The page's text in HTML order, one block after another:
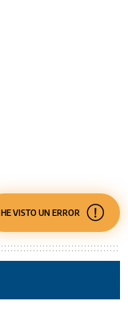
HE VISTO UN ERROR